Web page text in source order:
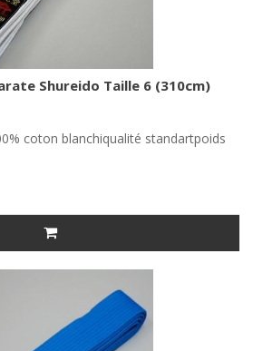
Shureido Taille 6 (310cm)
coton blanchiqualité standartpoids